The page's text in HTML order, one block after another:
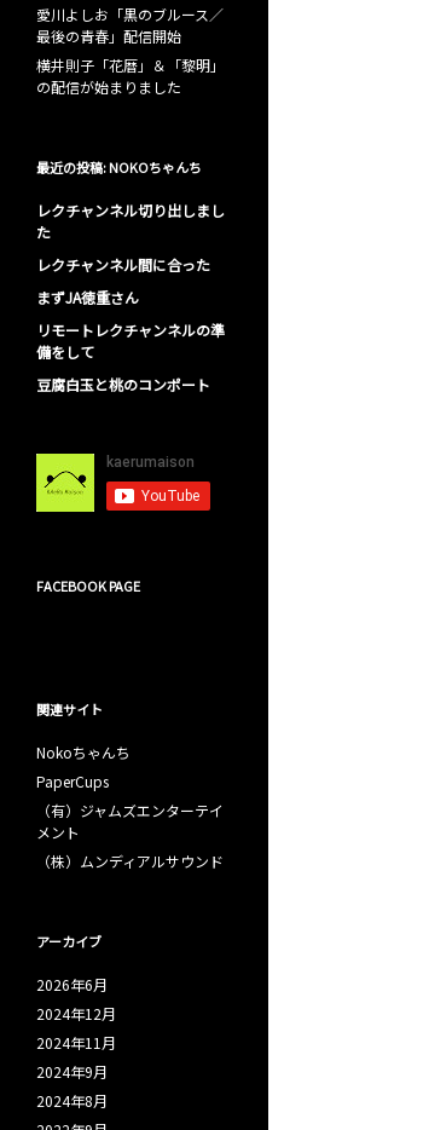
愛川よしお「黒のブルース／
最後の青春」配信開始
横井則子「花暦」＆「黎明」
の配信が始まりました
最近の投稿: NOKOちゃんち
レクチャンネル切り出しまし
た
レクチャンネル間に合った
まずJA徳重さん
リモートレクチャンネルの準
備をして
豆腐白玉と桃のコンポート
FACEBOOK PAGE
関連サイト
Nokoちゃんち
PaperCups
（有）ジャムズエンターテイ
メント
（株）ムンディアルサウンド
アーカイブ
2026年6月
2024年12月
2024年11月
2024年9月
2024年8月